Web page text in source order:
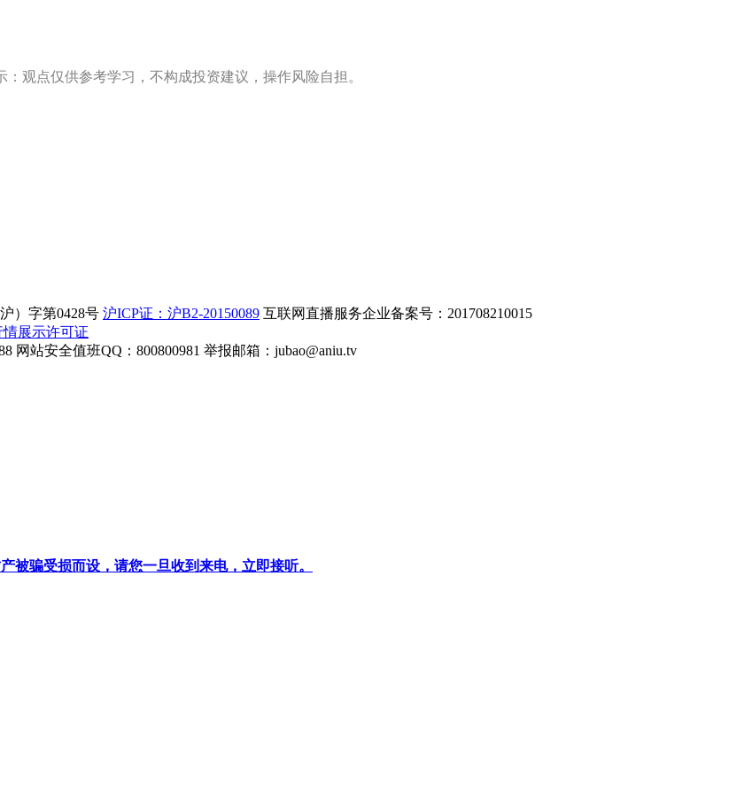
：观点仅供参考学习，不构成投资建议，操作风险自担。
）字第0428号 沪ICP证：沪B2-20150089 互联网直播服务企业备案号：201708210015
展示许可证
网站安全值班QQ：800800981 举报邮箱： jubao@aniu.tv
被骗受损而设，请您一旦收到来电，立即接听。